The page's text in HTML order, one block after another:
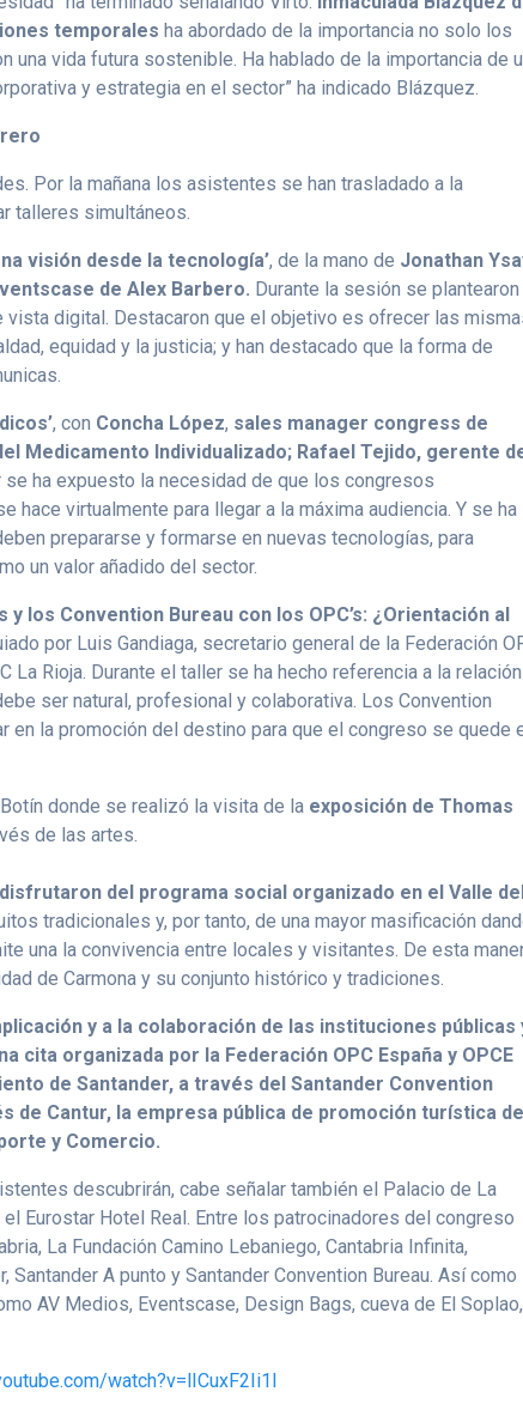
temporales ha abordado de la importancia no solo los
vida futura sostenible. Ha hablado de la importancia de
y estrategia en el sector” ha indicado Blázquez.
Por la mañana los asistentes se han trasladado a la
talleres simultáneos.
visión desde la tecnología’, de la mano de Jonathan
de Alex Barbero. Durante la sesión se plantearon
digital. Destacaron que el objetivo es ofrecer las
equidad y la justicia; y han destacado que la forma de
, con Concha López, sales manager congress de
Medicamento Individualizado; Rafael Tejido, gerente
se ha expuesto la necesidad de que los congresos
hace virtualmente para llegar a la máxima audiencia. Y se ha
prepararse y formarse en nuevas tecnologías, para
un valor añadido del sector.
los Convention Bureau con los OPC’s: ¿Orientación al
por Luis Gandiaga, secretario general de la Federación
Rioja. Durante el taller se ha hecho referencia a la relación
ser natural, profesional y colaborativa. Los Convention
en la promoción del destino para que el congreso se quede
donde se realizó la visita de la exposición de Thomas
de las artes.
del programa social organizado en el Valle
tradicionales y, por tanto, de una mayor masificación
una la convivencia entre locales y visitantes. De esta
de Carmona y su conjunto histórico y tradiciones.
y a la colaboración de las instituciones públicas
cita organizada por la Federación OPC España y OPCE
de Santander, a través del Santander Convention
de Cantur, la empresa pública de promoción turística
y Comercio.
descubrirán, cabe señalar también el Palacio de La
Eurostar Hotel Real. Entre los patrocinadores del congreso
La Fundación Camino Lebaniego, Cantabria Infinita,
Santander A punto y Santander Convention Bureau. Así como
AV Medios, Eventscase, Design Bags, cueva de El Soplao,
watch?v=lICuxF2Ii1I